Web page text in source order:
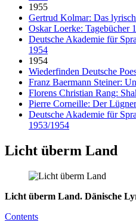
1955
Gertrud Kolmar: Das
Oskar Loerke: Tagebücher
Deutsche Akademie für
1954
1954
Wiederfinden Deutsche
Franz Baermann Steiner:
Florens Christian Rang:
Pierre Corneille: Der Lügner
Deutsche Akademie für
1953/1954
Licht überm Land
Licht überm Land. Dänische
Contents